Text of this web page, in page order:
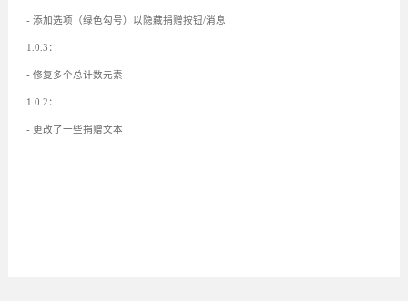
- 添加选项（绿色勾号）以隐藏捐赠按钮/消息
1.0.3：
- 修复多个总计数元素
1.0.2：
- 更改了一些捐赠文本